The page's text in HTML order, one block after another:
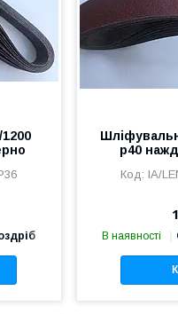
р40
IA/
В наявності